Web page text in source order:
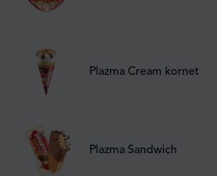
Plazma Cream kornet
Plazma Sandwich